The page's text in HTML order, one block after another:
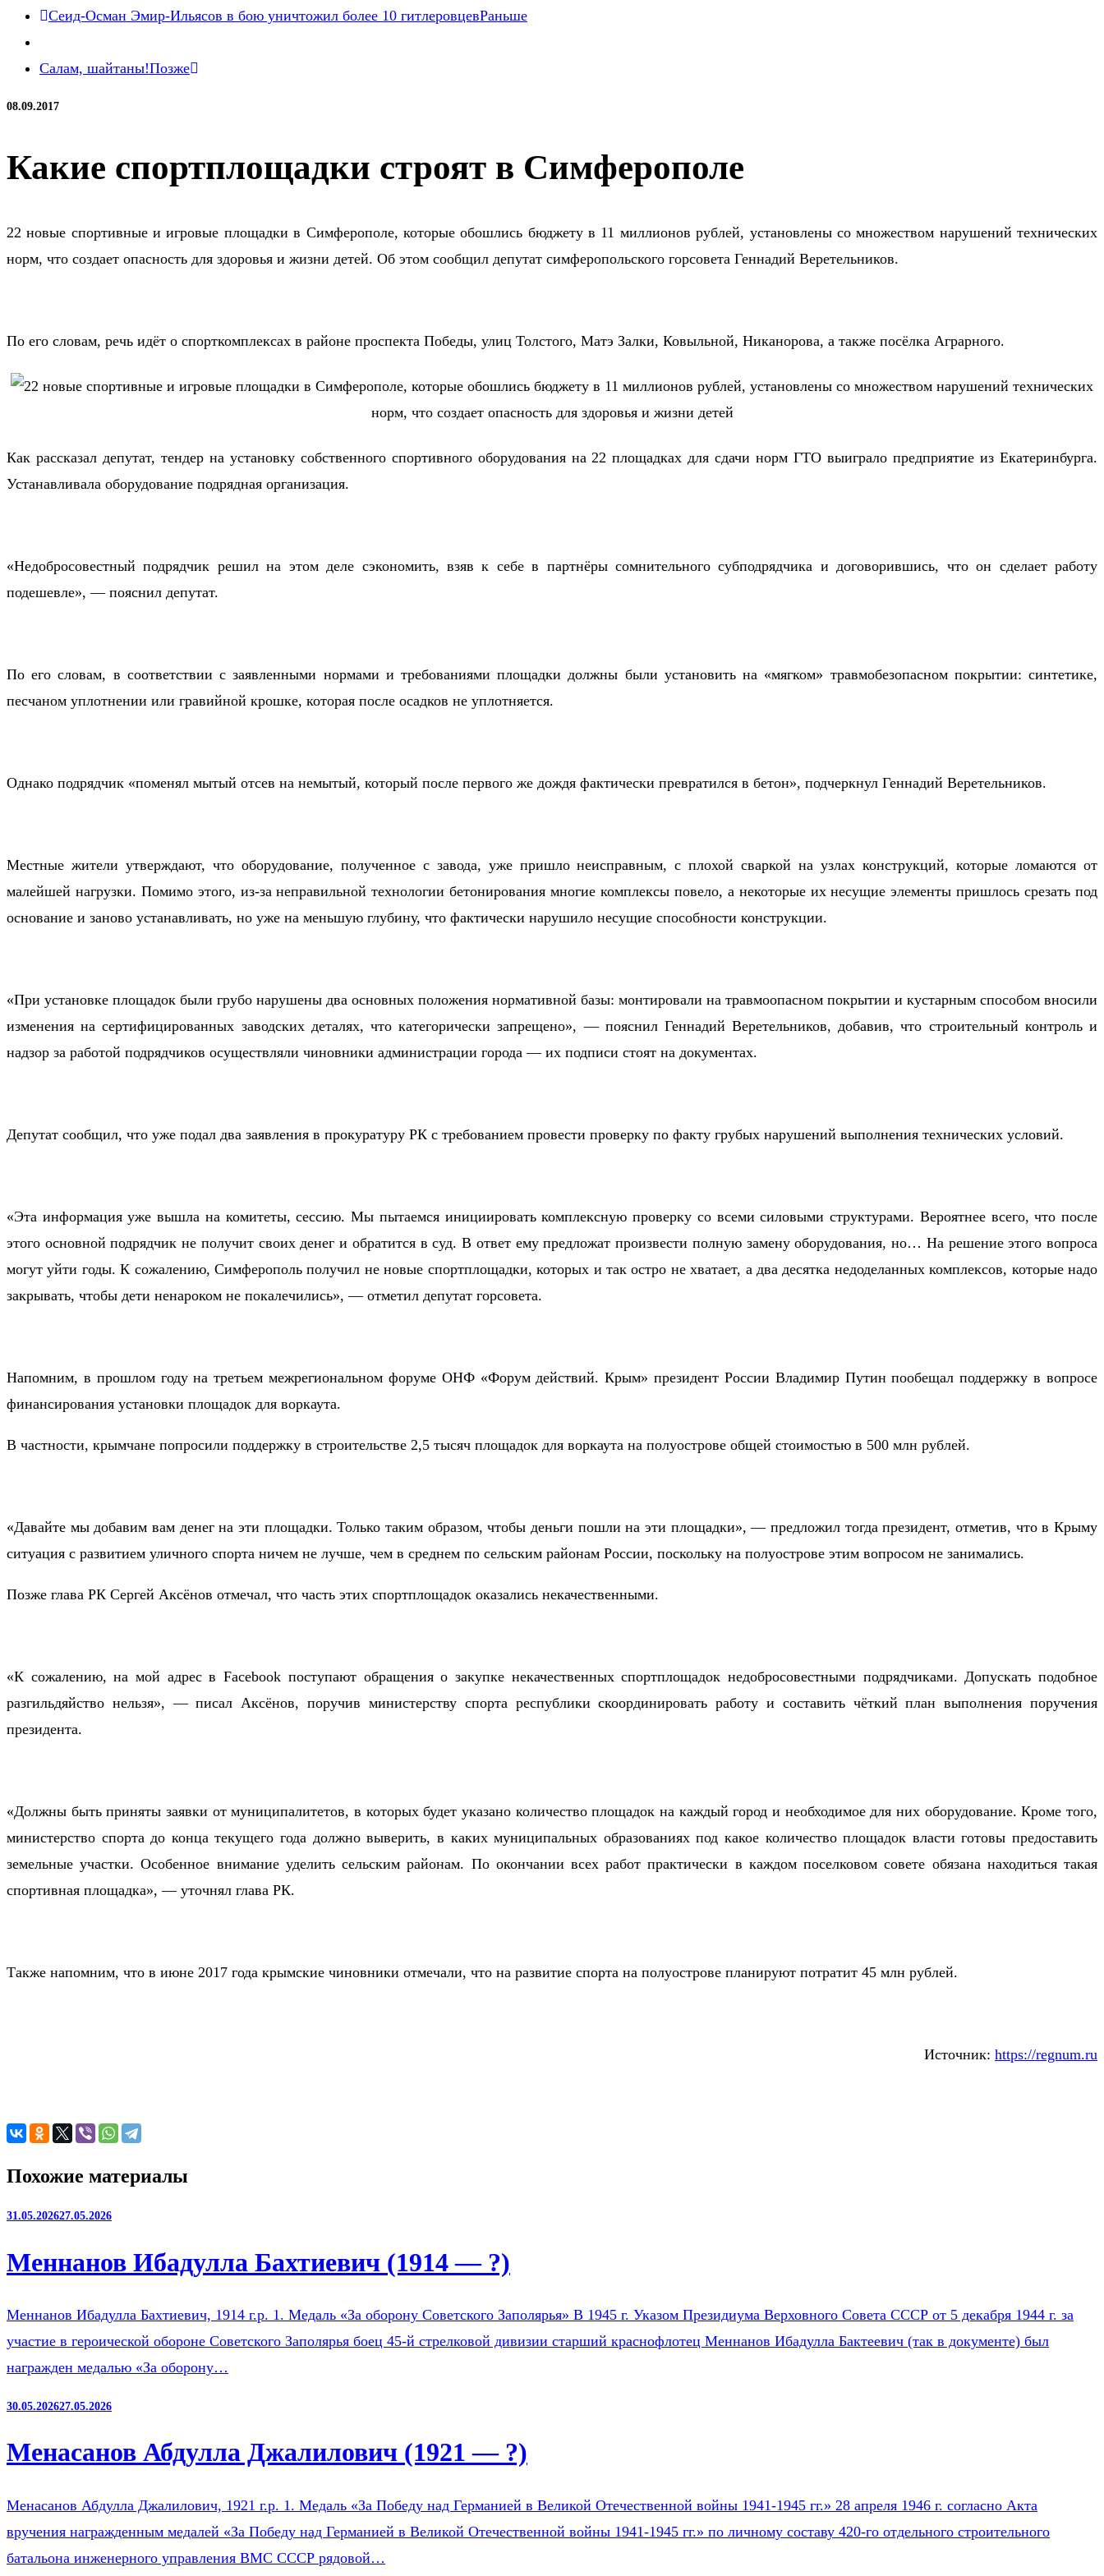
Сеид-Осман Эмир-Ильясов в бою уничтожил более 10 гитлеровцевРаньше
Салам, шайтаны!Позже
08.09.2017
Какие спортплощадки строят в Симферополе
22 новые спортивные и игровые площадки в Симферополе, которые обошлись бюджету в 11 миллионов рублей, установлены со множеством нарушений технических
норм, что создает опасность для здоровья и жизни детей. Об этом сообщил депутат симферопольского горсовета Геннадий Веретельников.
По его словам, речь идёт о спорткомплексах в районе проспекта Победы, улиц Толстого, Матэ Залки, Ковыльной, Никанорова, а также посёлка Аграрного.
Как рассказал депутат, тендер на установку собственного спортивного оборудования на 22 площадках для сдачи норм ГТО выиграло предприятие из Екатеринбурга.
Устанавливала оборудование подрядная организация.
«Недобросовестный подрядчик решил на этом деле сэкономить, взяв к себе в партнёры сомнительного субподрядчика и договорившись, что он сделает работу
подешевле», — пояснил депутат.
По его словам, в соответствии с заявленными нормами и требованиями площадки должны были установить на «мягком» травмобезопасном покрытии: синтетике,
песчаном уплотнении или гравийной крошке, которая после осадков не уплотняется.
Однако подрядчик «поменял мытый отсев на немытый, который после первого же дождя фактически превратился в бетон», подчеркнул Геннадий Веретельников.
Местные жители утверждают, что оборудование, полученное с завода, уже пришло неисправным, с плохой сваркой на узлах конструкций, которые ломаются от
малейшей нагрузки. Помимо этого, из-за неправильной технологии бетонирования многие комплексы повело, а некоторые их несущие элементы пришлось срезать под
основание и заново устанавливать, но уже на меньшую глубину, что фактически нарушило несущие способности конструкции.
«При установке площадок были грубо нарушены два основных положения нормативной базы: монтировали на травмоопасном покрытии и кустарным способом вносили
изменения на сертифицированных заводских деталях, что категорически запрещено», — пояснил Геннадий Веретельников, добавив, что строительный контроль и
надзор за работой подрядчиков осуществляли чиновники администрации города — их подписи стоят на документах.
Депутат сообщил, что уже подал два заявления в прокуратуру РК с требованием провести проверку по факту грубых нарушений выполнения технических условий.
«Эта информация уже вышла на комитеты, сессию. Мы пытаемся инициировать комплексную проверку со всеми силовыми структурами. Вероятнее всего, что после
этого основной подрядчик не получит своих денег и обратится в суд. В ответ ему предложат произвести полную замену оборудования, но… На решение этого вопроса
могут уйти годы. К сожалению, Симферополь получил не новые спортплощадки, которых и так остро не хватает, а два десятка недоделанных комплексов, которые надо
закрывать, чтобы дети ненароком не покалечились», — отметил депутат горсовета.
Напомним, в прошлом году на третьем межрегиональном форуме ОНФ «Форум действий. Крым» президент России Владимир Путин пообещал поддержку в вопросе
финансирования установки площадок для воркаута.
В частности, крымчане попросили поддержку в строительстве 2,5 тысяч площадок для воркаута на полуострове общей стоимостью в 500 млн рублей.
«Давайте мы добавим вам денег на эти площадки. Только таким образом, чтобы деньги пошли на эти площадки», — предложил тогда президент, отметив, что в Крыму
ситуация с развитием уличного спорта ничем не лучше, чем в среднем по сельским районам России, поскольку на полуострове этим вопросом не занимались.
Позже глава РК Сергей Аксёнов отмечал, что часть этих спортплощадок оказались некачественными.
«К сожалению, на мой адрес в Facebook поступают обращения о закупке некачественных спортплощадок недобросовестными подрядчиками. Допускать подобное
разгильдяйство нельзя», — писал Аксёнов, поручив министерству спорта республики скоординировать работу и составить чёткий план выполнения поручения
президента.
«Должны быть приняты заявки от муниципалитетов, в которых будет указано количество площадок на каждый город и необходимое для них оборудование. Кроме того,
министерство спорта до конца текущего года должно выверить, в каких муниципальных образованиях под какое количество площадок власти готовы предоставить
земельные участки. Особенное внимание уделить сельским районам. По окончании всех работ практически в каждом поселковом совете обязана находиться такая
спортивная площадка», — уточнял глава РК.
Также напомним, что в июне 2017 года крымские чиновники отмечали, что на развитие спорта на полуострове планируют потратит 45 млн рублей.
Источник: https://regnum.ru
Похожие материалы
31.05.202627.05.2026
Меннанов Ибадулла Бахтиевич (1914 — ?)
Меннанов Ибадулла Бахтиевич, 1914 г.р. 1. Медаль «За оборону Советского Заполярья» В 1945 г. Указом Президиума Верховного Совета СССР от 5 декабря 1944 г. за
участие в героической обороне Советского Заполярья боец 45-й стрелковой дивизии старший краснофлотец Меннанов Ибадулла Бактеевич (так в документе) был
награжден медалью «За оборону…
30.05.202627.05.2026
Менасанов Абдулла Джалилович (1921 — ?)
Менасанов Абдулла Джалилович, 1921 г.р. 1. Медаль «За Победу над Германией в Великой Отечественной войны 1941-1945 гг.» 28 апреля 1946 г. согласно Акта
вручения награжденным медалей «За Победу над Германией в Великой Отечественной войны 1941-1945 гг.» по личному составу 420-го отдельного строительного
батальона инженерного управления ВМС СССР рядовой…